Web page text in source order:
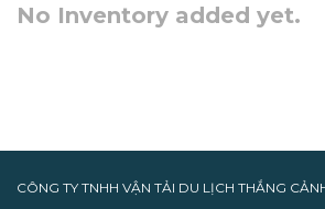
No Inventory added yet.
CÔNG TY TNHH VẬN TẢI DU LỊCH THẮNG